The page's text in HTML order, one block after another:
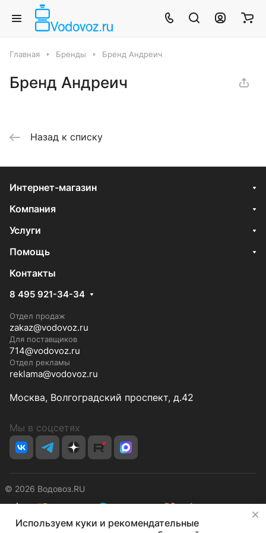
Главная Бренды Бренд Андреич
Бренд Андреич
Назад к списку
Интернет-магазин
Компания
Услуги
Помощь
Контакты
8 495 921-34-34
Отдел продаж
zakaz@vodovoz.ru
Для поставщиков
714@vodovoz.ru
Отдел рекламы
reklama@vodovoz.ru
Москва, Волгоградский проспект, д.42
Мы в соцсетях
© 2026 Водовоз.RU
КонфиденциальностьОферта
Используем куки и рекомендательные